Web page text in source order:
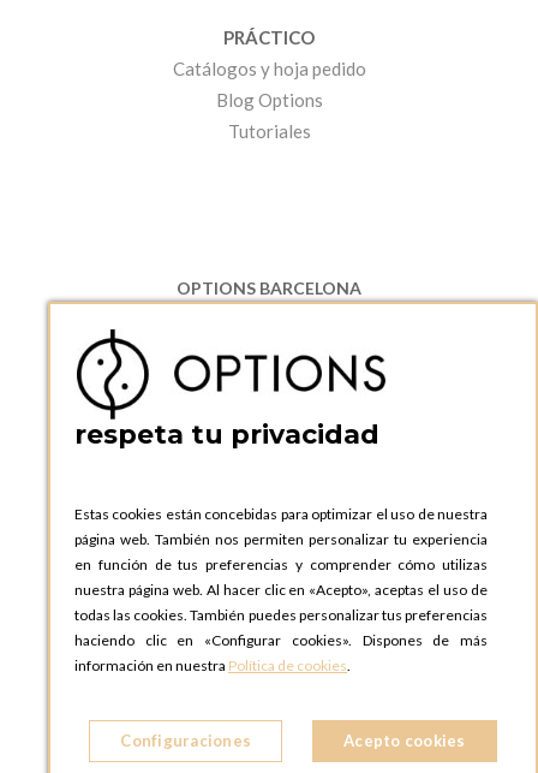
PRÁCTICO
Catálogos y hoja pedido
Blog Options
Tutoriales
OPTIONS BARCELONA
08130 Santa Perpetua de Moguda, Barcelona
ESPAñA
Teléfono:
+34 935 724 041
OPTIONS BARCELONA SHOWROOM
ESPAñA
Teléfono:+34 935 724 041
OPTIONS MADRID
C. Lucio Emilio Cándido, 6,
28803 Alcalá de Henares, Madrid
ESPAñA
OPTIONS MADRID SHOWROOM
respeta tu privacidad
Estas cookies están concebidas para optimizar el uso de nuestra
página web. También nos permiten personalizar tu experiencia
en función de tus preferencias y comprender cómo utilizas
nuestra página web. Al hacer clic en «Acepto», aceptas el uso de
todas las cookies. También puedes personalizar tus preferencias
haciendo clic en «Configurar cookies». Dispones de más
información en nuestra Política de cookies.
Configuraciones Acepto cookies